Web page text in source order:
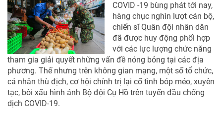
COVID -19 bùng phát tới nay,
hàng chục nghìn lượt cán bộ,
chiến sĩ Quân đội nhân dân
đã được huy động phối hợp
với các lực lượng chức năng
tham gia giải quyết những vấn đề nóng bỏng tại các địa
phương. Thế nhưng trên không gian mạng, một số tổ chức,
cá nhân thù địch, cơ hội chính trị lại cố tình bóp méo, xuyên
tạc, bôi xấu hình ảnh Bộ đội Cụ Hồ trên tuyến đầu chống
dịch COVID-19.